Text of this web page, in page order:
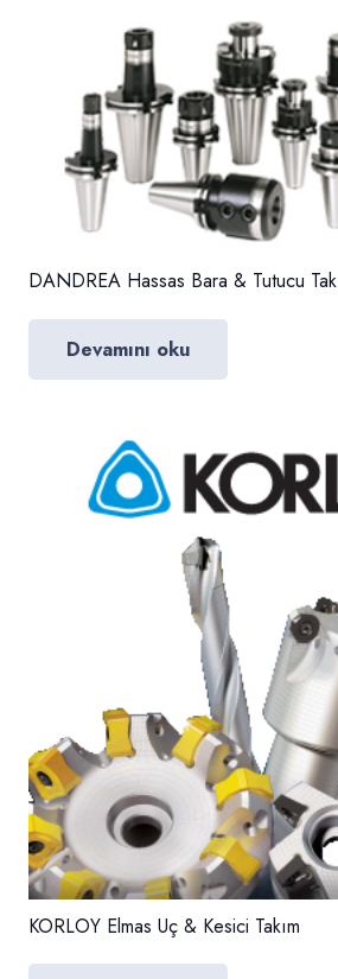
DANDREA Hassas Bara & Tutucu
Devamını oku
KORLOY Elmas Uç & Kesici Takım